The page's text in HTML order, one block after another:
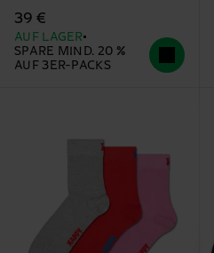
39 €
AUF LAGER
SPARE MIND. 20 %
AUF 3ER-PACKS